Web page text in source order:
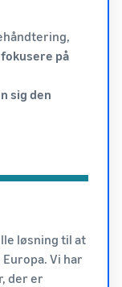
fokusere på
sig den
løsning til at
Vi har
der er